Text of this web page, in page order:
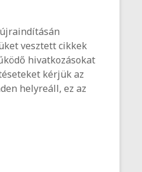
vesztett cikkek
hivatkozásokat
kérjük az
helyreáll, ez az